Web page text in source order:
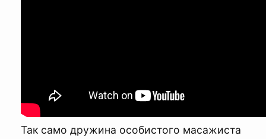
Так само дружина особистого масажиста